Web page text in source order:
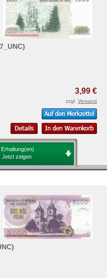
3,99 €
zzgl. Versand
Jetzt zeigen